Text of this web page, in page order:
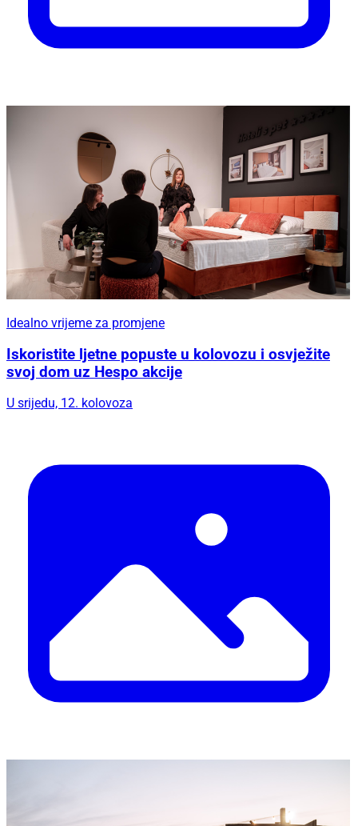
Idealno vrijeme za promjene
Iskoristite ljetne popuste u kolovozu i osvježite
svoj dom uz Hespo akcije
U srijedu, 12. kolovoza